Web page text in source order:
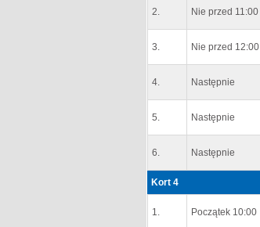
2. Nie przed 11:00
3. Nie przed 12:00
4. Następnie
5. Następnie
6. Następnie
Kort 4
1. Początek 10:00